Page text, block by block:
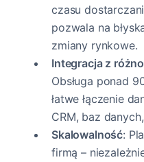
czasu
pozwala na
zmiany rynkowe.
Integracja z
Obsługa ponad
łatwe łączenie
CRM, baz
Skalowalność:
firmą –